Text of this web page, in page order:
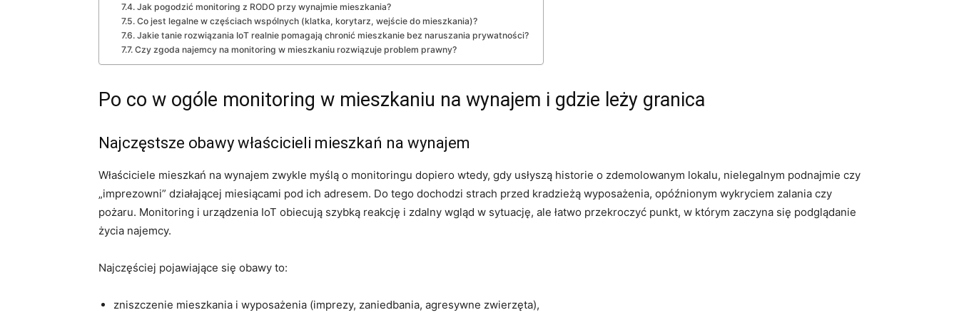
Jak pogodzić monitoring z RODO przy wynajmie mieszkania?
Co jest legalne w częściach wspólnych (klatka, korytarz, wejście do mieszkania)?
Jakie tanie rozwiązania IoT realnie pomagają chronić mieszkanie bez naruszania prywatności?
Czy zgoda najemcy na monitoring w mieszkaniu rozwiązuje problem prawny?
Po co w ogóle monitoring w mieszkaniu na wynajem i gdzie leży granica
Najczęstsze obawy właścicieli mieszkań na wynajem
Właściciele mieszkań na wynajem zwykle myślą o monitoringu dopiero wtedy, gdy usłyszą historie o zdemolowanym lokalu, nielegalnym podnajmie czy
„imprezowni” działającej miesiącami pod ich adresem. Do tego dochodzi strach przed kradzieżą wyposażenia, opóźnionym wykryciem zalania czy
pożaru. Monitoring i urządzenia IoT obiecują szybką reakcję i zdalny wgląd w sytuację, ale łatwo przekroczyć punkt, w którym zaczyna się podglądanie
życia najemcy.
Najczęściej pojawiające się obawy to:
zniszczenie mieszkania i wyposażenia (imprezy, zaniedbania, agresywne zwierzęta),